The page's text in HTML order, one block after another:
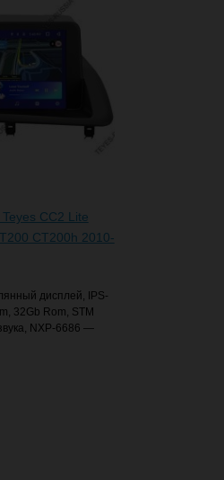
Teyes CC2 Lite
CT200h 2010-
дисплей, IPS-
32Gb Rom, STM
NXP-6686 —